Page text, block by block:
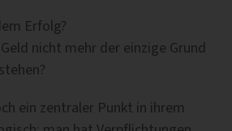
Erfolg?
nicht mehr der einzige Grund
ein zentraler Punkt in ihrem